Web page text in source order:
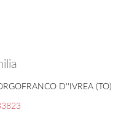
D''IVREA (TO)